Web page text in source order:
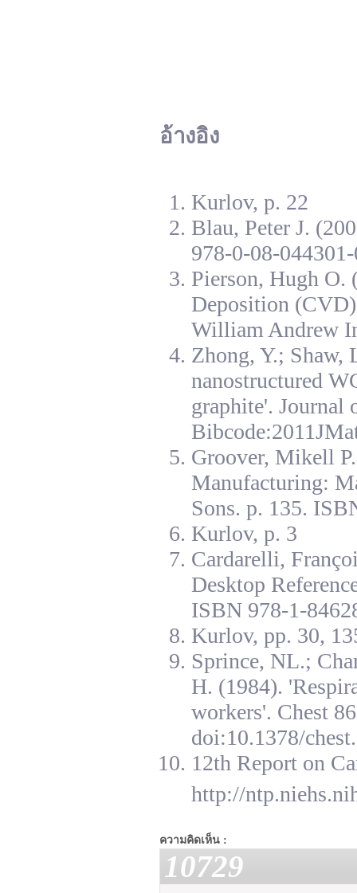
อ้างอิง
Kurlov, p. 22
Blau, Peter J.
978-0-08-
Pierson, Hugh O.
Deposition
William Andrew
Zhong, Y.; Shaw,
nanostructured
graphite'. Journal
Groover, Mikell
Manufacturing:
Sons. p. 135.
Kurlov, p. 3
Cardarelli,
Desktop
ISBN 978-1-
Kurlov, pp. 30,
Sprince, NL.;
H. (1984).
workers'. Chest
doi:10.1378/
12th Report on
http://
ความคิดเห็น :
10729